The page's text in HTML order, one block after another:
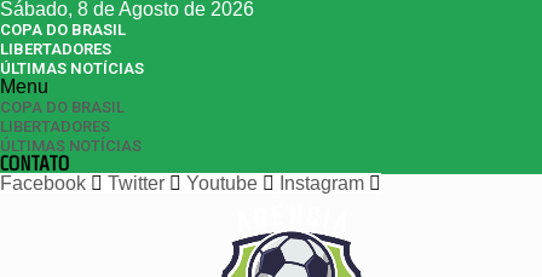
Sábado, 8 de Agosto de 2026
COPA DO BRASIL
LIBERTADORES
ÚLTIMAS NOTÍCIAS
Menu
COPA DO BRASIL
LIBERTADORES
ÚLTIMAS NOTÍCIAS
CONTATO
Facebook
Twitter Youtube Instagram